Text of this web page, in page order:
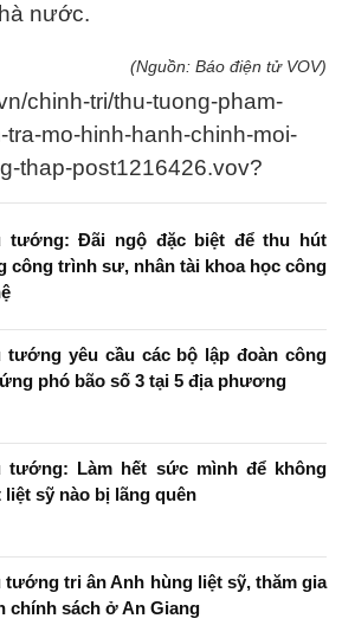
nước.
(Nguồn: Báo điện tử VOV)
chinh-tri/thu-tuong-pham-
tra-mo-hinh-hanh-chinh-moi-
thap-post1216426.vov?
tướng: Đãi ngộ đặc biệt để thu hút
công trình sư, nhân tài khoa học công
tướng yêu cầu các bộ lập đoàn công
phó bão số 3 tại 5 địa phương
tướng: Làm hết sức mình để không
liệt sỹ nào bị lãng quên
tướng tri ân Anh hùng liệt sỹ, thăm gia
chính sách ở An Giang